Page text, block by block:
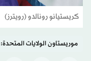
كريستيانو رونالدو (رويترز)
موريستاون الولايات المتحدة: